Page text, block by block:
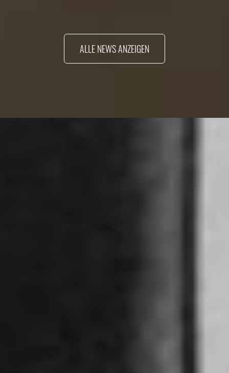
ALLE NEWS ANZEIGEN